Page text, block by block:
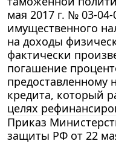
мая 2017 г. № 03-
имущественного
на доходы
фактически
погашение
предоставленному
кредита, который
целях
Приказ
защиты РФ от 22